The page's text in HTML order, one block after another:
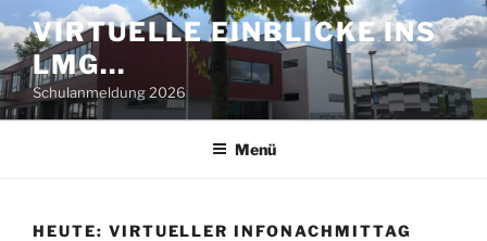
Zum
Inhalt
springen
VIRTUELLE EINBLICKE INS
LMG…
Schulanmeldung 2026
Menü
HEUTE: VIRTUELLER INFONACHMITTAG